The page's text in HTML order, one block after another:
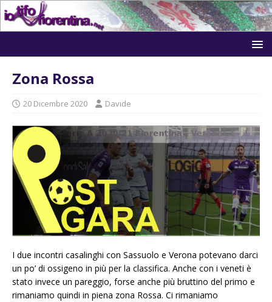
Zona Rossa
20 Dicembre 2020 Davide
I due incontri casalinghi con Sassuolo e Verona potevano darci
un po’ di ossigeno in più per la classifica. Anche con i veneti è
stato invece un pareggio, forse anche più bruttino del primo e
rimaniamo quindi in piena zona Rossa. Ci rimaniamo